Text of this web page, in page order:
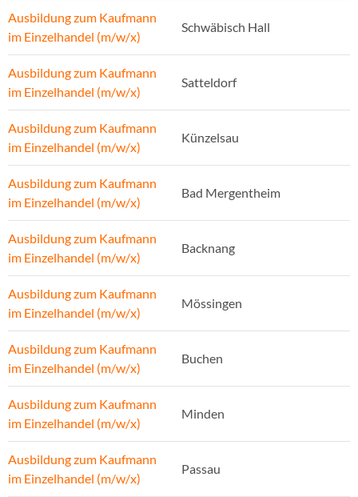
Ausbildung zum Kaufmann
im Einzelhandel (m/w/x)
Schwäbisch Hall
Ausbildung zum Kaufmann
im Einzelhandel (m/w/x)
Satteldorf
Ausbildung zum Kaufmann
im Einzelhandel (m/w/x)
Künzelsau
Ausbildung zum Kaufmann
im Einzelhandel (m/w/x)
Bad Mergentheim
Ausbildung zum Kaufmann
im Einzelhandel (m/w/x)
Backnang
Ausbildung zum Kaufmann
im Einzelhandel (m/w/x)
Mössingen
Ausbildung zum Kaufmann
im Einzelhandel (m/w/x)
Buchen
Ausbildung zum Kaufmann
im Einzelhandel (m/w/x)
Minden
Ausbildung zum Kaufmann
im Einzelhandel (m/w/x)
Passau